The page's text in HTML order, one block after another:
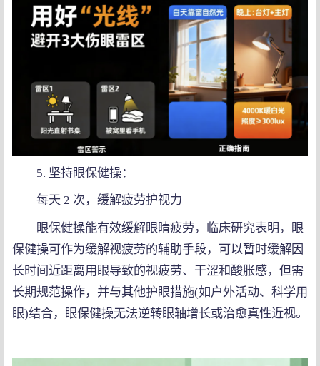
5. 坚持眼保健操：
每天 2 次，缓解疲劳护视力
眼保健操能有效缓解眼睛疲劳，临床研究表明，眼
保健操可作为缓解视疲劳的辅助手段，可以暂时缓解因
长时间近距离用眼导致的视疲劳、干涩和酸胀感，但需
长期规范操作，并与其他护眼措施(如户外活动、科学用
眼)结合，眼保健操无法逆转眼轴增长或治愈真性近视。